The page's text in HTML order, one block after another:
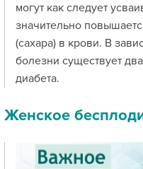
могут как следует
значительно
(сахара) в крови. В
болезни существует
диабета.
Женское